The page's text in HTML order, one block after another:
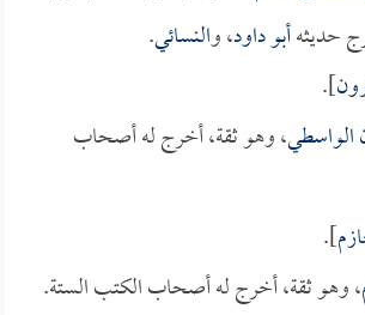
حديثهأبو داود، والنسائي.
].
الواسطي، وهو ثقة، أخرج له أصحاب
].
، وهو ثقة، أخرج له أصحاب الكتب الستة.